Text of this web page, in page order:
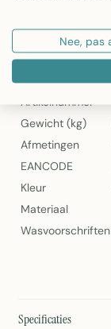
2Lif Deco Larvik
Specificaties
Artikelnummer
Gewicht (kg)
Afmetingen
EANCODE
Kleur
Materiaal
Wasvoorschriften
Specificaties
Nee, pas